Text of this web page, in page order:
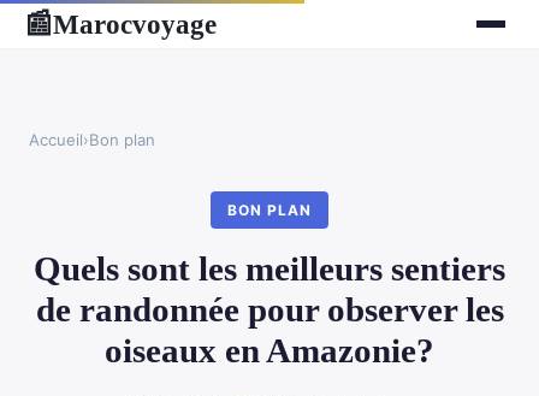
📰Marocvoyage
Accueil›Bon plan
BON PLAN
Quels sont les meilleurs sentiers
de randonnée pour observer les
oiseaux en Amazonie?